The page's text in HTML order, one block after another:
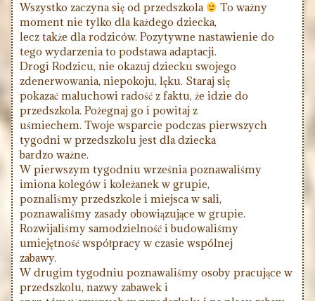
Wszystko zaczyna się od przedszkola
To ważny
moment nie tylko dla każdego dziecka,
lecz także dla rodziców. Pozytywne nastawienie do
tego wydarzenia to podstawa adaptacji.
Drogi Rodzicu, nie okazuj dziecku swojego
zdenerwowania, niepokoju, lęku. Staraj się
pokazać maluchowi radość z faktu, że idzie do
przedszkola. Pożegnaj go i powitaj z
uśmiechem. Twoje wsparcie podczas pierwszych
tygodni w przedszkolu jest dla dziecka
bardzo ważne.
W pierwszym tygodniu września poznawaliśmy
imiona kolegów i koleżanek w grupie,
poznaliśmy przedszkole i miejsca w sali,
poznawaliśmy zasady obowiązujące w grupie.
Rozwijaliśmy samodzielność i budowaliśmy
umiejętność współpracy w czasie wspólnej
zabawy.
W drugim tygodniu poznawaliśmy osoby pracujące w
przedszkolu, nazwy zabawek i